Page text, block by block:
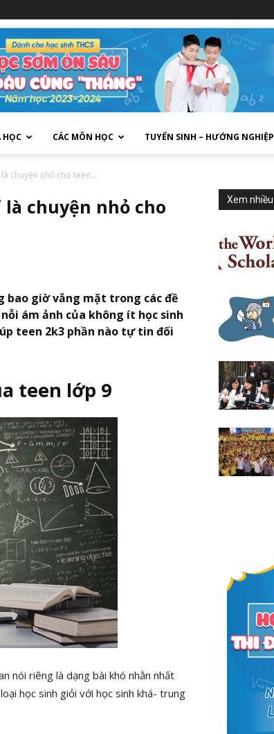
HỌC CÁC MÔN HỌC TUYỂN SINH – HƯỚNG NGHIỆP
chuyện nhỏ cho teen...
chuyện nhỏ cho
bao giờ vắng mặt trong các đề
ám ảnh của không ít học sinh
teen 2k3 phần nào tự tin đối
teen lớp 9
nói riêng là dạng bài khó nhằn nhất
học sinh giỏi với học sinh khá- trung
Xem nhiều